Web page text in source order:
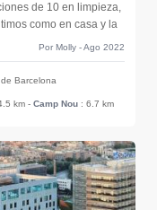
de 10 en limpieza,
como en casa y la
Por Molly - Ago 2022
Barcelona
km - Camp Nou : 6.7 km